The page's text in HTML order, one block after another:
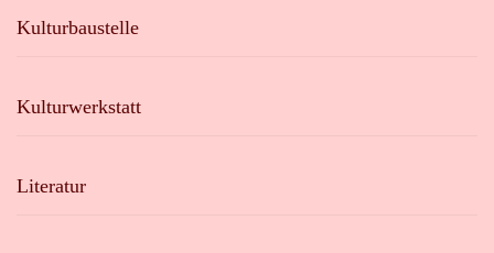
Kulturbaustelle
Kulturwerkstatt
Literatur